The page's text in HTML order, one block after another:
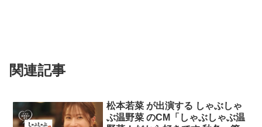
関連記事
松本若菜 が出演する しゃぶしゃ
ぶ温野菜 のCM「しゃぶしゃぶ温